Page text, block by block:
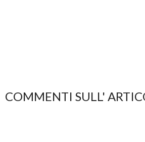
COMMENTI SULL'